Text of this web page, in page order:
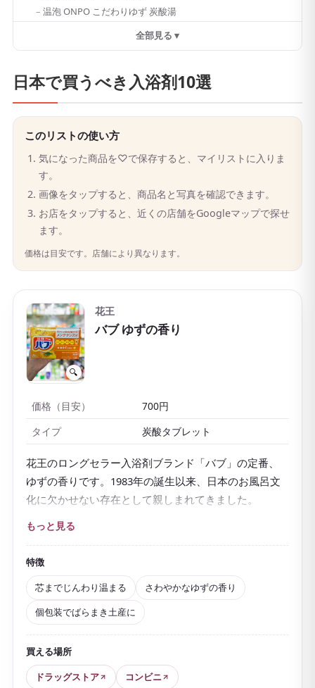
温泡 ONPO こだわりゆず 炭酸湯
全部見る ▾
日本で買うべき入浴剤10選
このリストの使い方
気になった商品を♡で保存すると、マイリストに入りま
す。
画像をタップすると、商品名と写真を確認できます。
お店をタップすると、近くの店舗をGoogleマップで探せ
ます。
価格は目安です。店舗により異なります。
🔍
花王
バブ ゆずの香り
価格（目安）
700円
タイプ
炭酸タブレット
花王のロングセラー入浴剤ブランド「バブ」の定番、
ゆずの香りです。1983年の誕生以来、日本のお風呂文
化に欠かせない存在として親しまれてきました。
お湯に1錠入れると、
ブレット型。炭酸の働きと、硫酸マグネシウムなどの
あたため成分で、体の芯までじんわり温まります。
疲労回復や肩のこり、冷え症などにうれしい医薬部外
品で、一日の終わりのリラックスタイムにぴったり。
ゆずのさわやかな香り に包まれて、気分もすっきりし
ます。
湯ざわりはさらっとしてベタつかず、弱酸性なので家
族みんなで使えるのも安心。個包装で軽く、20錠入り
もっと見る
特徴
芯までじんわり温まる
さわやかなゆずの香り
個包装でばらまき土産に
買える場所
ドラッグストア
コンビニ